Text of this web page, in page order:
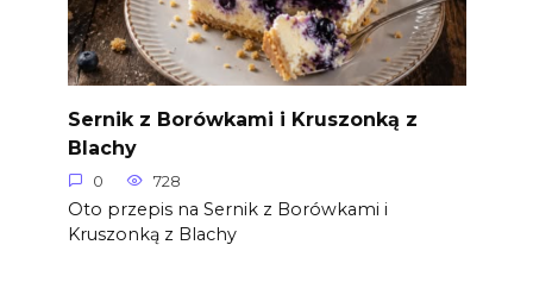
Sernik z Borówkami i Kruszonką z
Blachy
0 728
Oto przepis na Sernik z Borówkami i
Kruszonką z Blachy